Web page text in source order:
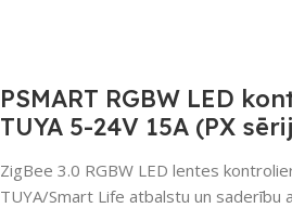
PSMART RGBW LED
TUYA 5-24V 15A (PX
ZigBee 3.0 RGBW LED lentes
TUYA/Smart Life atbalstu un saderību